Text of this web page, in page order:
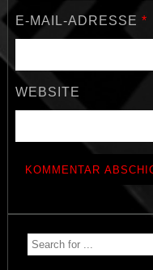
E-MAIL-ADRESSE *
WEBSITE